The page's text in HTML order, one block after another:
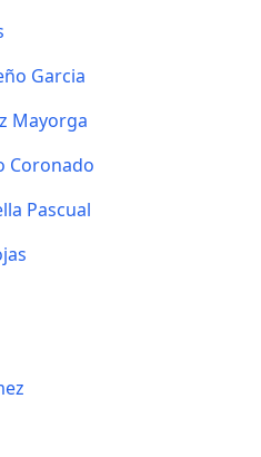
Garcia
Mayorga
Coronado
Pascual